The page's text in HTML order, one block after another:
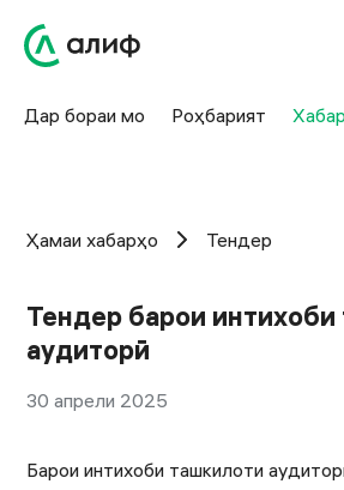
Дар бораи мо Роҳбарият
Ҳамаи хабарҳо Тендер
Тендер барои
аудиторӣ
30 апрели 2025
Барои интихоби ташкилоти